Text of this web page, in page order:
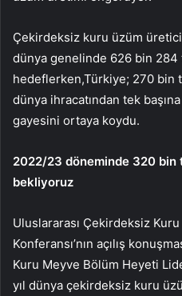
Çekirdeksiz kuru üzüm
dünya genelinde 626 bin 284
hedeflerken,Türkiye; 270 bin
dünya ihracatından tek
gayesini ortaya koydu.
2022/23 döneminde 320 bin
bekliyoruz
Uluslararası Çekirdeksiz
Konferansı’nın açılış
Kuru Meyve Bölüm Heyeti
yıl dünya çekirdeksiz kuru